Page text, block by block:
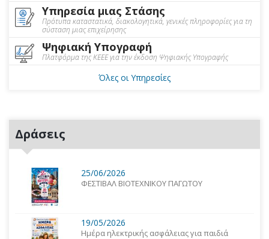
Υπηρεσία μιας Στάσης
Πρότυπα καταστατικά, διακολογητικά, γενικές πληροφορίες για τη
σύσταση μιας επιχείρησης
Ψηφιακή Υπογραφή
Πλατφόρμα της ΚΕΕΕ για την έκδοση Ψηφιακής Υπογραφής
Όλες οι Υπηρεσίες
Δράσεις
25/06/2026
ΦΕΣΤΙΒΑΛ ΒΙΟΤΕΧΝΙΚΟΥ ΠΑΓΩΤΟΥ
19/05/2026
Ημέρα ηλεκτρικής ασφάλειας για παιδιά